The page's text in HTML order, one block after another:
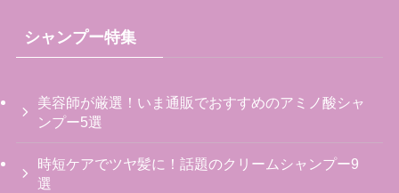
シャンプー特集
美容師が厳選！いま通販でおすすめのアミノ酸シャ
ンプー5選
時短ケアでツヤ髪に！話題のクリームシャンプー9
選